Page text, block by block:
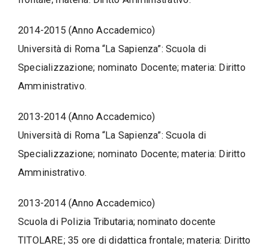
2014-2015 (Anno Accademico)
Università di Roma “La Sapienza”: Scuola di
Specializzazione; nominato Docente; materia: Diritto
Amministrativo.
2013-2014 (Anno Accademico)
Università di Roma “La Sapienza”: Scuola di
Specializzazione; nominato Docente; materia: Diritto
Amministrativo.
2013-2014 (Anno Accademico)
Scuola di Polizia Tributaria; nominato docente
TITOLARE; 35 ore di didattica frontale; materia: Diritto